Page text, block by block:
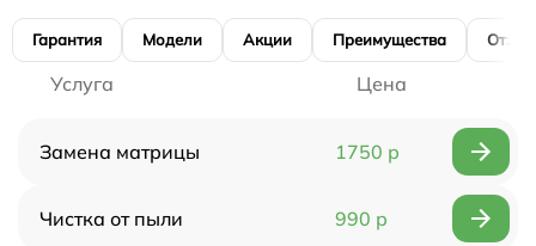
Гарантия Модели Акции Преимущества
Услуга Цена
Замена матрицы 1750 р
Чистка от пыли 990 р